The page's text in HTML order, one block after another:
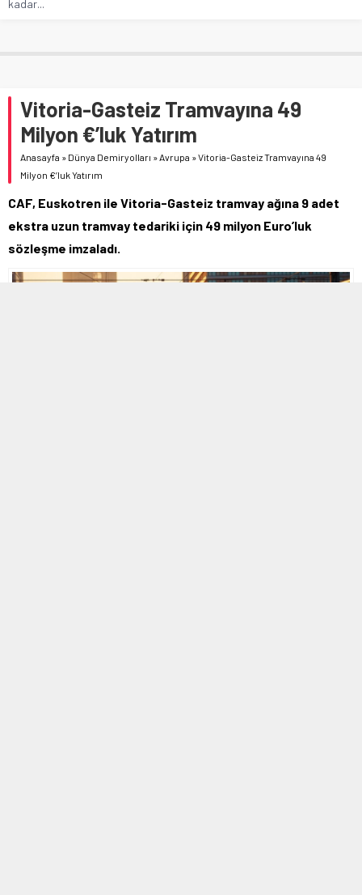
kadar...
Vitoria-Gasteiz Tramvayına 49
Milyon €’luk Yatırım
Anasayfa » Dünya Demiryolları »Avrupa »Vitoria-Gasteiz Tramvayına 49
Milyon €’luk Yatırım
CAF, Euskotren ile Vitoria-Gasteiz tramvay ağına 9 adet
ekstra uzun tramvay tedariki için 49 milyon Euro’luk
sözleşme imzaladı.